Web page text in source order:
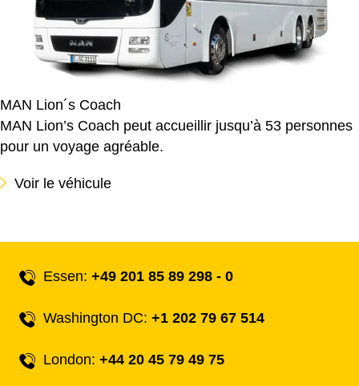
MAN Lion´s Coach
MAN Lion’s Coach peut accueillir jusqu’à 53 personnes
pour un voyage agréable.
Voir le véhicule
Essen:+49 201 85 89 298 - 0
Washington DC:+1 202 79 67 514
London:+44 20 45 79 49 75